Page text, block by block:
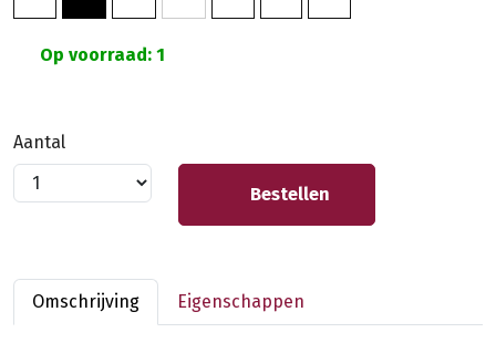
Op voorraad: 1
Aantal
Bestellen
Omschrijving Eigenschappen